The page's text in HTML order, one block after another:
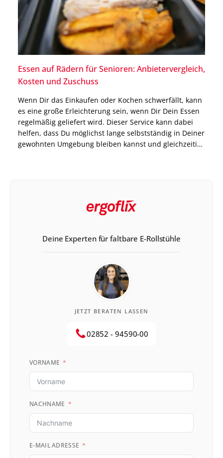
Essen auf Rädern für Senioren: Anbietervergleich,
Kosten und Zuschuss
Wenn Dir das Einkaufen oder Kochen schwerfällt, kann
es eine große Erleichterung sein, wenn Dir Dein Essen
regelmäßig geliefert wird. Dieser Service kann dabei
helfen, dass Du möglichst lange selbstständig in Deiner
gewohnten Umgebung bleiben kannst und gleichzeitig
Deine Experten für faltbare E-Rollstühle
JETZT BERATEN LASSEN
02852 - 94590-00
VORNAME
NACHNAME
E-MAIL ADRESSE